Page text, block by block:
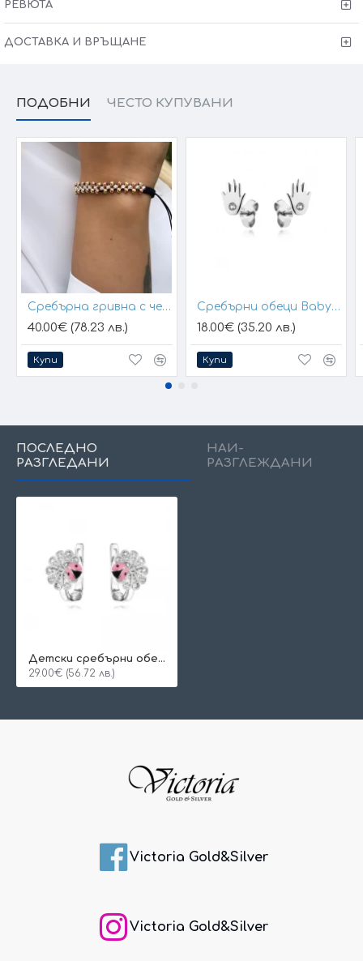
РЕВЮТА
ДОСТАВКА И ВРЪЩАНЕ
ПОДОБНИ ЧЕСТО КУПУВАНИ
Сребърна гривна с черен конец и позлатени топчета
40.00€ (78.23 лв.)
Купи
Сребърни обеци Baby Hands
18.00€ (35.20 лв.)
Купи
ПОСЛЕДНО
РАЗГЛЕДАНИ
НАЙ-
РАЗГЛЕЖДАНИ
Детски сребърни обеци Sweety
29.00€ (56.72 лв.)
Victoria Gold&Silver
Victoria Gold&Silver